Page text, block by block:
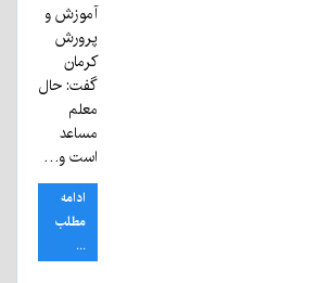
آموزش و
پرورش
کرمان
گفت: حال
معلم
مساعد
است و…
ادامه
مطلب
...